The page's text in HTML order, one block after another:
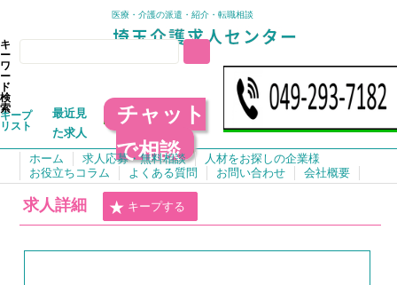
医療・介護の派遣・紹介・転職相談
キ
ー
ワ
ー
ド
検
索
キープ
リスト
最近見
た求人
チャット
で相談
ホーム 求人応募・無料相談
人材をお探しの企業様
お役立ちコラム
よくある質問 お問い合わせ 会社概要
求人詳細 キープする